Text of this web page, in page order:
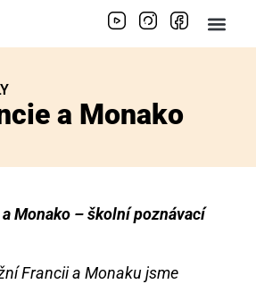
a Monako
Monako – školní poznávací
Francii a Monaku jsme